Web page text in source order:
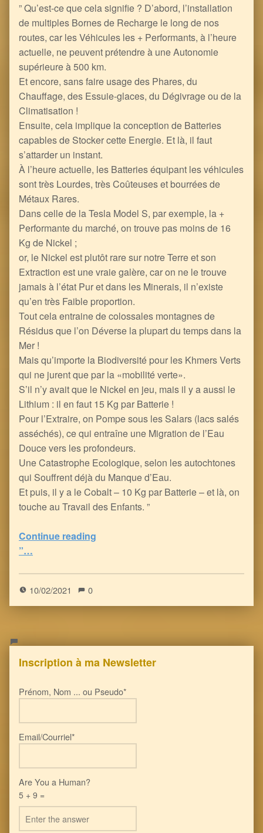
” Qu’est-ce que cela signifie ? D’abord, l’installation
de multiples Bornes de Recharge le long de nos
routes, car les Véhicules les + Performants, à l’heure
actuelle, ne peuvent prétendre à une Autonomie
supérieure à 500 km.
Et encore, sans faire usage des Phares, du
Chauffage, des Essuie-glaces, du Dégivrage ou de la
Climatisation !
Ensuite, cela implique la conception de Batteries
capables de Stocker cette Energie. Et là, il faut
s’attarder un instant.
À l’heure actuelle, les Batteries équipant les véhicules
sont très Lourdes, très Coûteuses et bourrées de
Métaux Rares.
Dans celle de la Tesla Model S, par exemple, la +
Performante du marché, on trouve pas moins de 16
Kg de Nickel ;
or, le Nickel est plutôt rare sur notre Terre et son
Extraction est une vraie galère, car on ne le trouve
jamais à l’état Pur et dans les Minerais, il n’existe
qu’en très Faible proportion.
Tout cela entraine de colossales montagnes de
Résidus que l’on Déverse la plupart du temps dans la
Mer !
Mais qu’importe la Biodiversité pour les Khmers Verts
qui ne jurent que par la «mobilité verte».
S’il n’y avait que le Nickel en jeu, mais il y a aussi le
Lithium : il en faut 15 Kg par Batterie !
Pour l’Extraire, on Pompe sous les Salars (lacs salés
asséchés), ce qui entraîne une Migration de l’Eau
Douce vers les profondeurs.
Une Catastrophe Ecologique, selon les autochtones
qui Souffrent déjà du Manque d’Eau.
Et puis, il y a le Cobalt – 10 Kg par Batterie – et là, on
touche au Travail des Enfants. ”
Continue reading
”…
10/02/2021 0
Inscription à ma Newsletter
Prénom, Nom ... ou Pseudo*
Email/Courriel*
Are You a Human?
5 + 9 =